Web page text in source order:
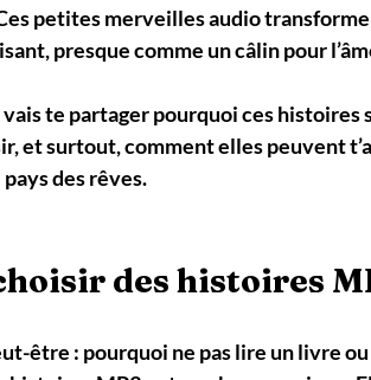
petites merveilles audio
presque comme un câlin pour
te partager pourquoi ces histoires
et surtout, comment elles peuvent
des rêves.
des histoires
être : pourquoi ne pas lire un livre